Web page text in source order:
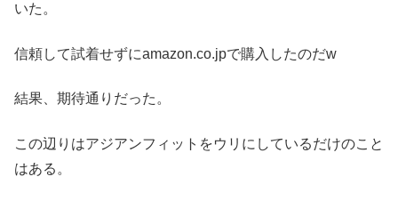
いた。
信頼して試着せずにamazon.co.jpで購入したのだw
結果、期待通りだった。
この辺りはアジアンフィットをウリにしているだけのこと
はある。